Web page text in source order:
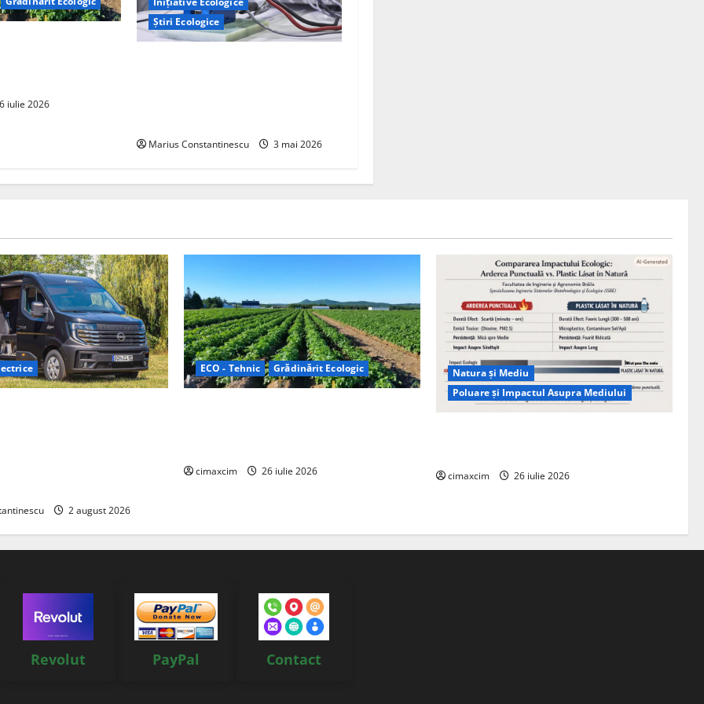
iulie 2026
Știri Ecologice
Marius Constantinescu 3 mai 2026
2 august 2026
ECO - Tehnic Grădinărit Ecologic
cimaxcim 26 iulie 2026
Natura și Mediu
Poluare și Impactul Asupra Mediului
cimaxcim 26 iulie 2026
Revolut PayPal Contact